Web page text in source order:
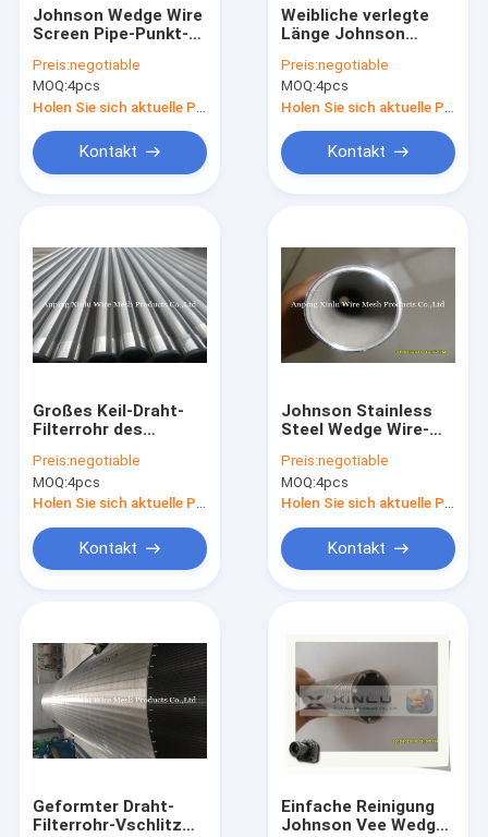
Produkte
Über uns
Fabrik-Ausflug
Johnson Wedge Wire
Screen Pipe-Punkt-
Preis:negotiable
MOQ:4pcs
Kontakt
Weibliche verlegte
Länge Johnson
For-Filtrations-
3000mm
Preis:negotiable
MOQ:4pcs
Kontakt
Großes Keil-Draht-
Filterrohr des
für Filtration poliert
Preis:negotiable
MOQ:4pcs
Holen Sie sich aktuelle Preis
Kontakt
Johnson Stainless
Steel Wedge Wire-
Entwässerungssand-
Steuerung 3-1/2“
Preis:negotiable
MOQ:4pcs
Holen Sie sich aktuelle Preis
Kontakt
Geformter Draht-
Filterrohr-Vschlitz
Einfache Reinigung
Johnson Vee Wedge